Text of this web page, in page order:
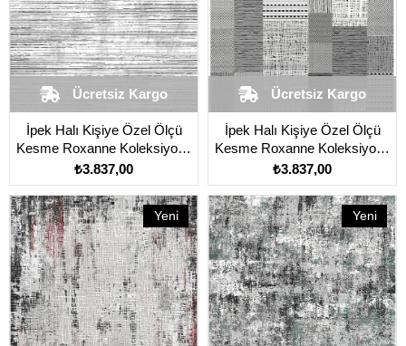
İpek Halı Kişiye Özel Ölçü
Kesme Roxanne Koleksiyonu
17111 Gri
₺3.837,00
Ücretsiz Kargo
İpek Halı Kişiye Özel Ölçü
Kesme Roxanne Koleksiyonu
17112 Gri
₺3.837,00
Ücretsiz Kargo
Yeni
Ürün
Yeni
Ürün